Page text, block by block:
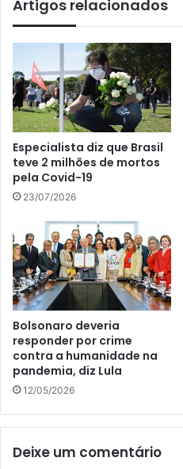
Artigos relacionados
Especialista diz que Brasil
teve 2 milhões de mortos
pela Covid-19
23/07/2026
Bolsonaro deveria
responder por crime
contra a humanidade na
pandemia, diz Lula
12/05/2026
Deixe um comentário